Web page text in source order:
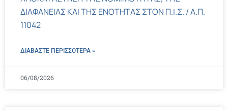
ΔΙΑΦΑΝΕΙΑΣ ΚΑΙ ΤΗΣ ΕΝΟΤΗΤΑΣ ΣΤΟΝ Π.Ι.Σ. / Α.Π.
11042
ΔΙΑΒΑΣΤΕ ΠΕΡΙΣΣΌΤΕΡΑ »
06/08/2026